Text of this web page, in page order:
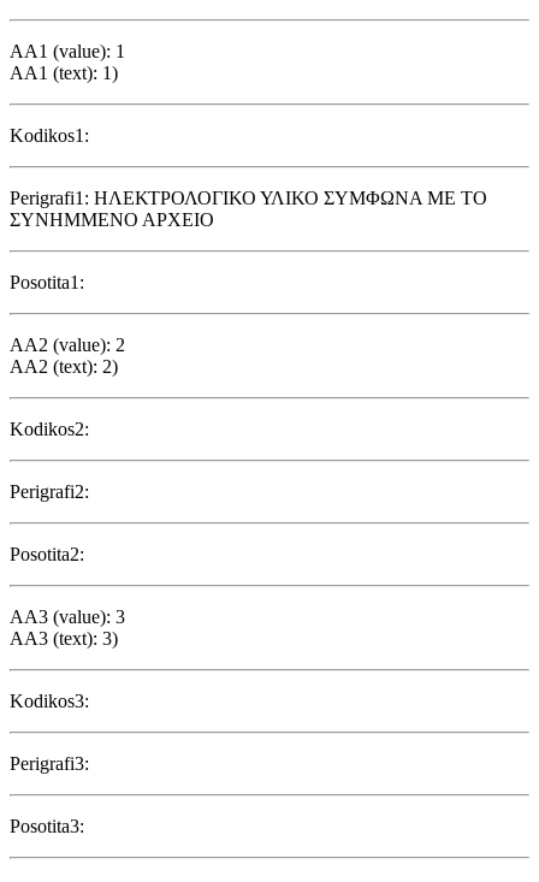
AA1 (value): 1
AA1 (text): 1)
Kodikos1:
Perigrafi1: ΗΛΕΚΤΡΟΛΟΓΙΚΟ ΥΛΙΚΟ ΣΥΜΦΩΝΑ ΜΕ ΤΟ
ΣΥΝΗΜΜΕΝΟ ΑΡΧΕΙΟ
Posotita1:
AA2 (value): 2
AA2 (text): 2)
Kodikos2:
Perigrafi2:
Posotita2:
AA3 (value): 3
AA3 (text): 3)
Kodikos3:
Perigrafi3:
Posotita3: